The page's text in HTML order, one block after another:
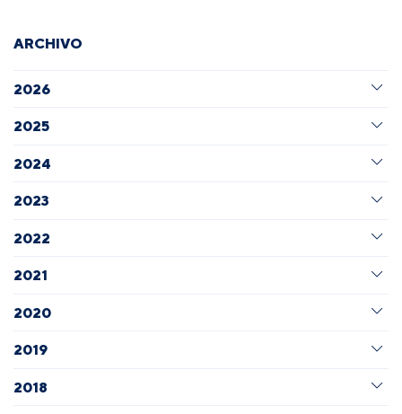
ARCHIVO
2026
2025
2024
2023
2022
2021
2020
2019
2018